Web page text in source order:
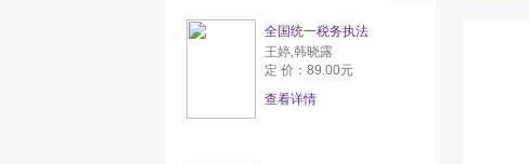
全国统一税务执法
王婷,韩晓露
定 价：89.00元
查看详情